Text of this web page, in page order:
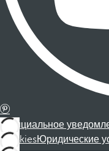
Официальное
CookiesЮридические